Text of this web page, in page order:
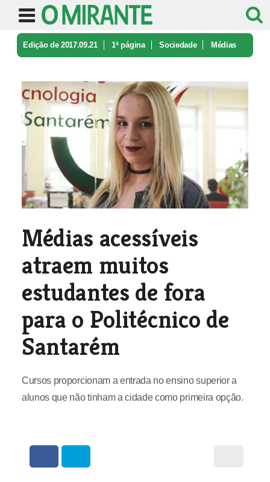
Edição de 2017.09.21 1ª página Sociedade Médias
Médias acessíveis
atraem muitos
estudantes de fora
para o Politécnico de
Santarém
Cursos proporcionam a entrada no ensino superior a
alunos que não tinham a cidade como primeira opção.